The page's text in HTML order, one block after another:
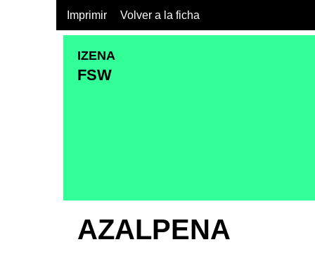
Imprimir Volver a la ficha
IZENA
FSW
AZALPENA